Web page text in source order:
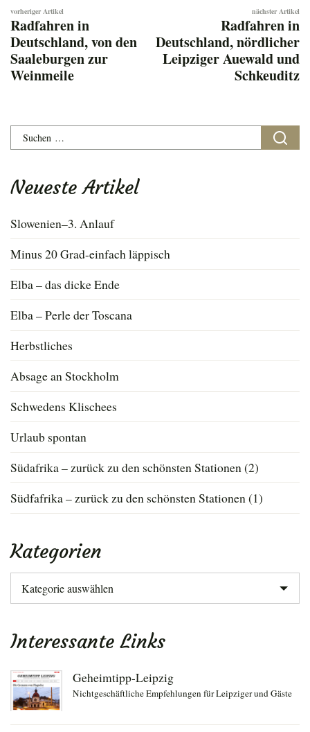
Beitragsnavigation
Radfahren in
Deutschland, von den
Saaleburgen zur
Weinmeile
Radfahren in
Deutschland, nördlicher
Leipziger Auewald und
Schkeuditz
Suchen
nach:
Neueste Artikel
Slowenien–3. Anlauf
Minus 20 Grad-einfach läppisch
Elba – das dicke Ende
Elba – Perle der Toscana
Herbstliches
Absage an Stockholm
Schwedens Klischees
Urlaub spontan
Südafrika – zurück zu den schönsten Stationen (2)
Südfafrika – zurück zu den schönsten Stationen (1)
Kategorien
Kategorien
Interessante Links
Geheimtipp-Leipzig
Nichtgeschäftliche Empfehlungen für Leipziger und Gäste